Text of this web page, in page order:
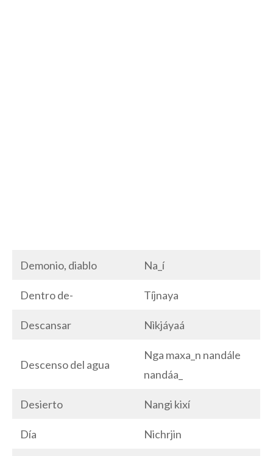
Demonio, diablo Na_í
Dentro de- Tíjnaya
Descansar Nìkjáyaá
Descenso del agua
Nga maxa_n nandále
nandáa_
Desierto Nangi kixí
Día Nichrjin